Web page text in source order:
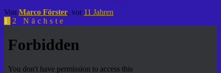
Von Marco Förster, vor 11 Jahren
Seitennummerierung
Beiträge
1 2 Nächste